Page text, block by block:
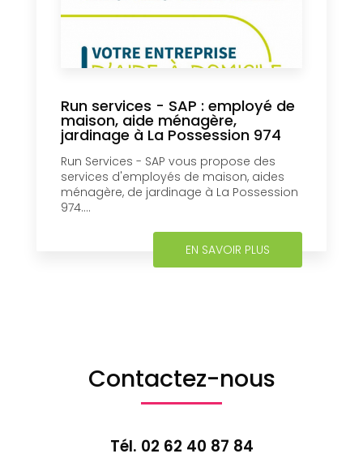
Run services - SAP : employé de
maison, aide ménagère,
jardinage à La Possession 974
Run Services - SAP vous propose des
services d'employés de maison, aides
ménagère, de jardinage à La Possession
974....
EN SAVOIR PLUS
Contactez-nous
Tél. 02 62 40 87 84